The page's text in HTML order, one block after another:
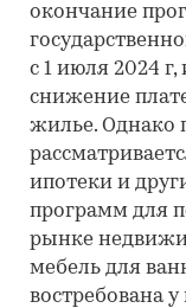
окончание
с 1 июля 2024 г,
снижение
жилье. Однако
ипотеки и
программ для
рынке
мебель для
востребована